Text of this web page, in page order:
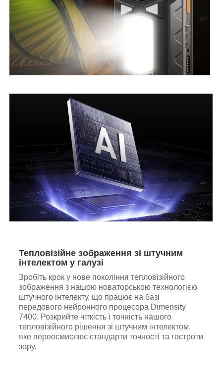
Тепловізійне зображення зі штучним
інтелектом у галузі
Зробіть крок у нове покоління тепловізійного
зображення з нашою новаторською технологією
штучного інтелекту, що працює на базі
передового нейронного процесора Dimensity
7400. Розкрийте чіткість і точність нашого
тепловізійного рішення зі штучним інтелектом,
яке переосмислює стандарти точності та гостроти
зору.